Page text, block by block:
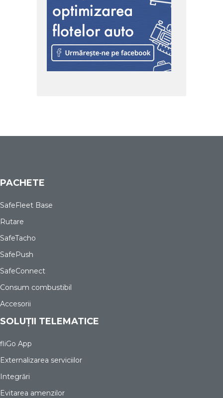
PACHETE
SafeFleet Base
Rutare
SafeTacho
SafePush
SafeConnect
Consum combustibil
Accesorii
SOLUȚII TELEMATICE
fliGo App
Externalizarea serviciilor
Integrări
Evitarea amenzilor